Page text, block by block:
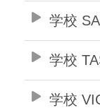
学校
学校
学校